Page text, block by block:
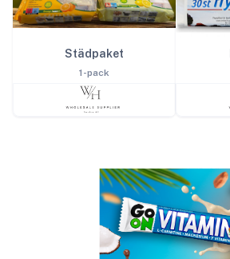
Städpaket
1-pack